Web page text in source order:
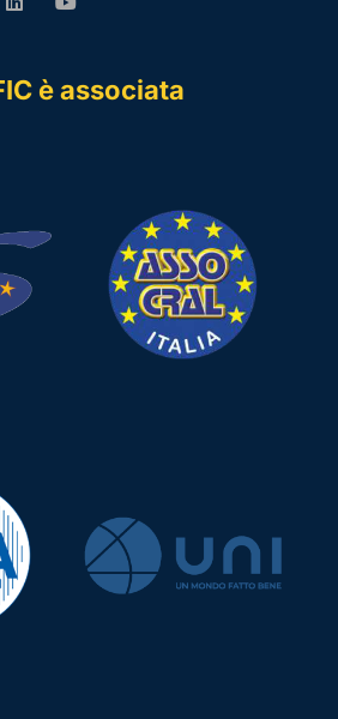
è associata